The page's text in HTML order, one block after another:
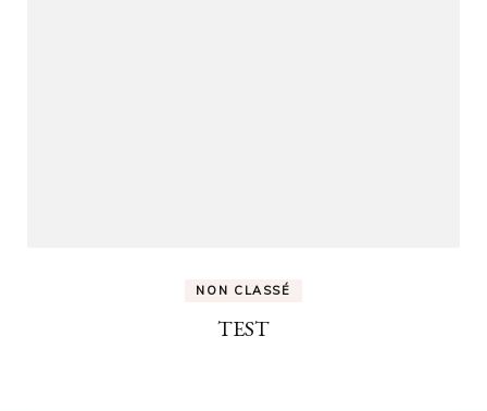
NON CLASSÉ
TEST